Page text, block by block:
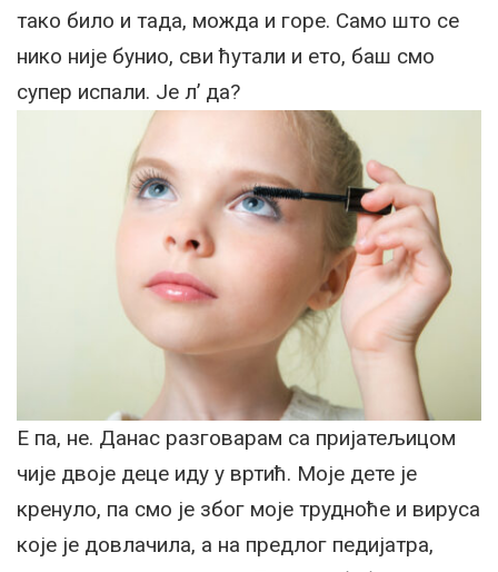
тако било и тада, можда и горе. Само што се
нико није бунио, сви ћутали и ето, баш смо
супер испали. Је л’ да?
Е па, не. Данас разговарам са пријатељицом
чије двоје деце иду у вртић. Моје дете је
кренуло, па смо је због моје трудноће и вируса
које је довлачила, а на предлог педијатра,